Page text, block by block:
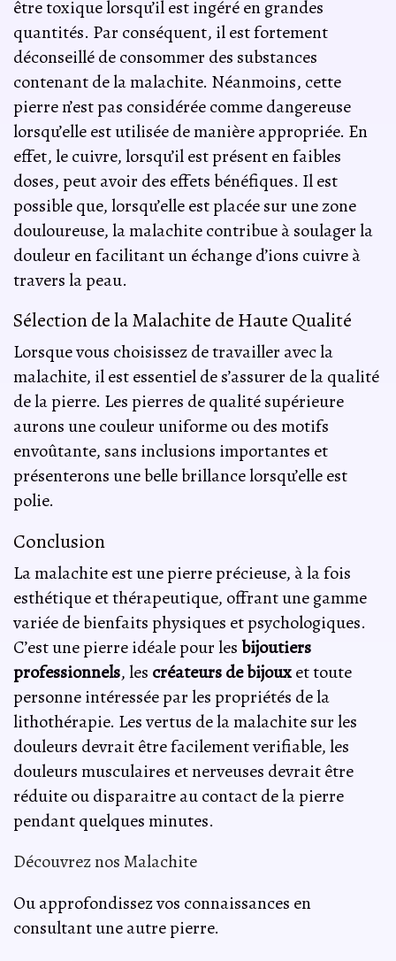
être toxique lorsqu’il est ingéré en grandes
quantités. Par conséquent, il est fortement
déconseillé de consommer des substances
contenant de la malachite. Néanmoins, cette
pierre n’est pas considérée comme dangereuse
lorsqu’elle est utilisée de manière appropriée. En
effet, le cuivre, lorsqu’il est présent en faibles
doses, peut avoir des effets bénéfiques. Il est
possible que, lorsqu’elle est placée sur une zone
douloureuse, la malachite contribue à soulager la
douleur en facilitant un échange d’ions cuivre à
travers la peau.
Sélection de la Malachite de Haute Qualité
Lorsque vous choisissez de travailler avec la
malachite, il est essentiel de s’assurer de la qualité
de la pierre. Les pierres de qualité supérieure
aurons une couleur uniforme ou des motifs
envoûtante, sans inclusions importantes et
présenterons une belle brillance lorsqu’elle est
polie.
Conclusion
La malachite est une pierre précieuse, à la fois
esthétique et thérapeutique, offrant une gamme
variée de bienfaits physiques et psychologiques.
C’est une pierre idéale pour lesbijoutiers
professionnels, les créateurs de bijouxet toute
personne intéressée par les propriétés de la
lithothérapie. Les vertus de la malachite sur les
douleurs devrait être facilement verifiable, les
douleurs musculaires et nerveuses devrait être
réduite ou disparaitre au contact de la pierre
pendant quelques minutes.
Découvrez nos Malachite
Ou approfondissez vos connaissances en
consultant une autre pierre.